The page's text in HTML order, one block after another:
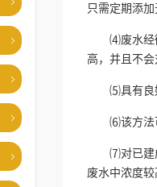
只需定期添
⑷废水经
高，并且不
⑸具有良
⑹该方法
⑺对已建
废水中浓度